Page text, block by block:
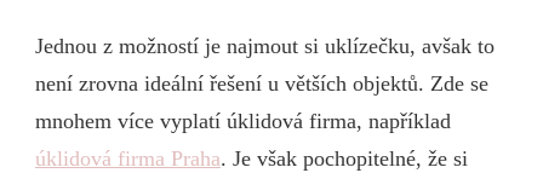
Jednou z možností je najmout si uklízečku, avšak to
není zrovna ideální řešení u větších objektů. Zde se
mnohem více vyplatí úklidová firma, například
úklidová firma Praha. Je však pochopitelné, že si